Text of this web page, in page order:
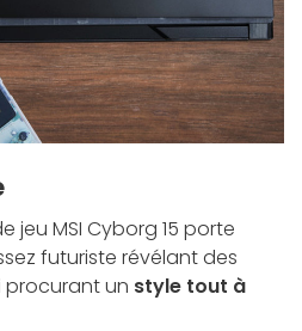
jeu MSI Cyborg 15 porte
futuriste révélant des
procurant un style tout à